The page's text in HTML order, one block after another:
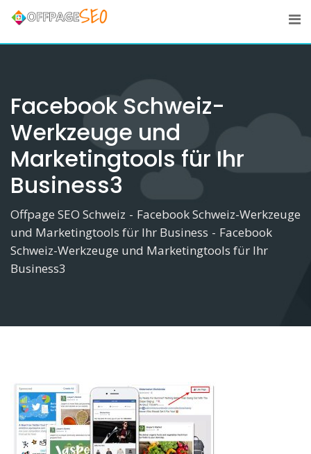
Skip
content
Facebook Schweiz-
Werkzeuge und
Marketingtools für Ihr
Business3
Offpage SEO Schweiz - Facebook Schweiz-Werkzeuge
und Marketingtools für Ihr Business - Facebook
Schweiz-Werkzeuge und Marketingtools für Ihr
Business3